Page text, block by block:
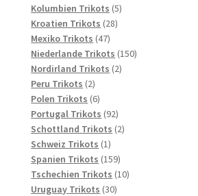
Produkte
Kolumbien Trikots 55
Kroatien Trikots 2828
Mexiko Trikots 4747
Produkte
Niederlande Trikots 150150
Nordirland Trikots 22
Peru Trikots 22
Produkte
Polen Trikots 66
Produkte
Portugal Trikots 9292
Produkte
Schottland Trikots 22
Schweiz Trikots 11
Produkt
Spanien Trikots 159159
Produkte
Tschechien Trikots 1010
Uruguay Trikots 3030